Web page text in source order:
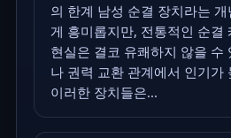
의 한계 남성 순결 장치라는
게 흥미롭지만, 전통적인 순결
현실은 결코 유쾌하지 않을 수
나 권력 교환 관계에서 인기가
이러한 장치들은...